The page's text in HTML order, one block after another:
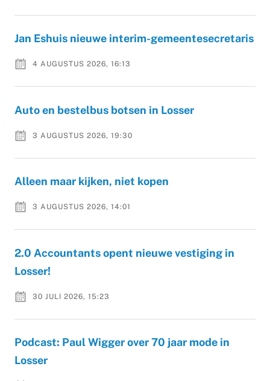
Jan Eshuis nieuwe interim-gemeentesecretaris
4 AUGUSTUS 2026, 16:13
Auto en bestelbus botsen in Losser
3 AUGUSTUS 2026, 19:30
Alleen maar kijken, niet kopen
3 AUGUSTUS 2026, 14:01
2.0 Accountants opent nieuwe vestiging in
Losser!
30 JULI 2026, 15:23
Podcast: Paul Wigger over 70 jaar mode in
Losser